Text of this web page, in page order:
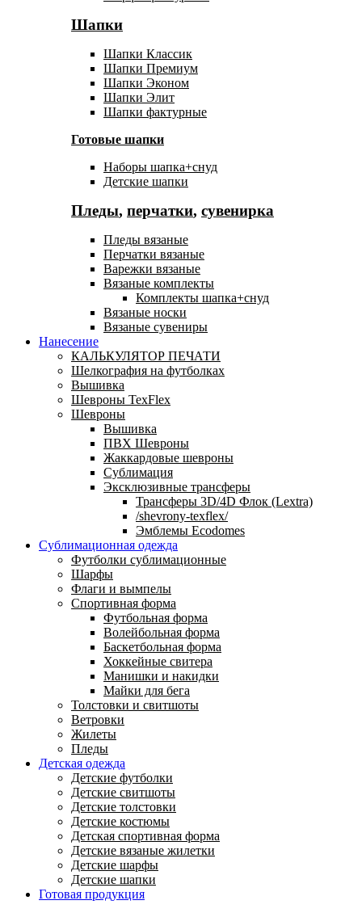
Шапки
Шапки Классик
Шапки Премиум
Шапки Эконом
Шапки Элит
Шапки фактурные
Готовые шапки
Наборы шапка+снуд
Детские шапки
Пледы, перчатки, сувенирка
Пледы вязаные
Перчатки вязаные
Варежки вязаные
Вязаные комплекты
Комплекты шапка+снуд
Вязаные носки
Вязаные сувениры
Нанесение
КАЛЬКУЛЯТОР ПЕЧАТИ
Шелкография на футболках
Вышивка
Шевроны TexFlex
Шевроны
Вышивка
ПВХ Шевроны
Жаккардовые шевроны
Сублимация
Эксклюзивные трансферы
Трансферы 3D/4D Флок (Lextra)
/shevrony-texflex/
Эмблемы Ecodomes
Сублимационная одежда
Футболки сублимационные
Шарфы
Флаги и вымпелы
Спортивная форма
Футбольная форма
Волейбольная форма
Баскетбольная форма
Хоккейные свитера
Манишки и накидки
Майки для бега
Толстовки и свитшоты
Ветровки
Жилеты
Пледы
Детская одежда
Детские футболки
Детские свитшоты
Детские толстовки
Детские костюмы
Детская спортивная форма
Детские вязаные жилетки
Детские шарфы
Детские шапки
Готовая продукция